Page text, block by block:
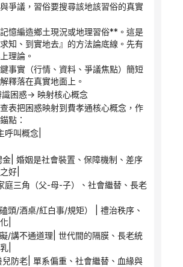
爭議，習俗要搜尋該地該習俗的真實
知、到實地去』的方法論底線。先有
理論。
釋落在真實地面上。
識困惑→ 映射核心概念
表把困惑映射到費孝通核心概念，作
點：
呼叫概念|
好|
|
|